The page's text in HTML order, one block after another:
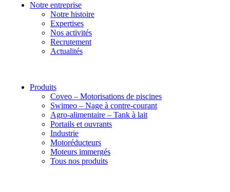
Notre entreprise
Notre histoire
Expertises
Nos activités
Recrutement
Actualités
Produits
Coveo – Motorisations de piscines
Swimeo – Nage à contre-courant
Agro-alimentaire – Tank à lait
Portails et ouvrants
Industrie
Motoréducteurs
Moteurs immergés
Tous nos produits